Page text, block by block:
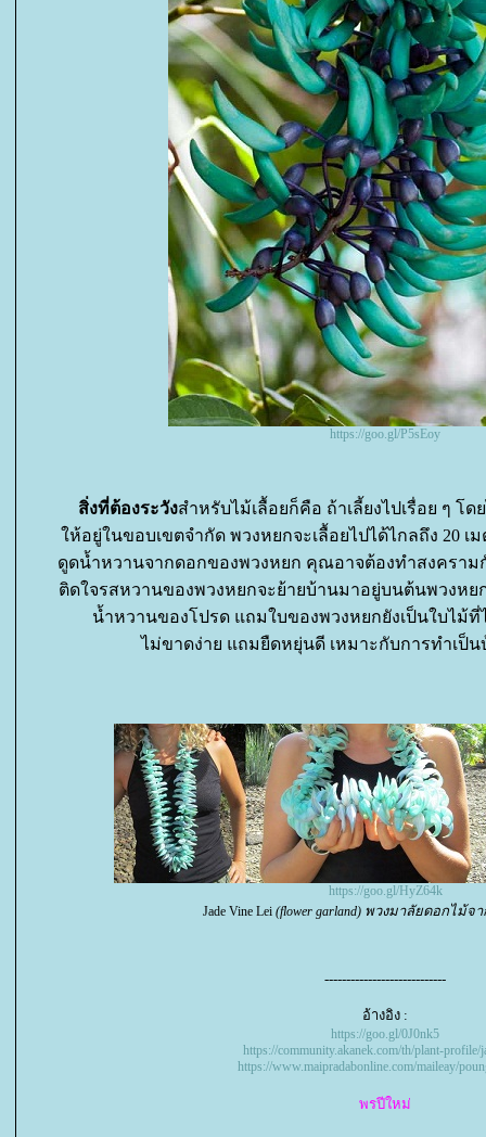
https://goo.gl/P5sEoy
สิ่งที่ต้องระวังสำหรับไม้เลื้อยก็คือ ถ้าเลี้ยงไปเรื่อย ๆ โ
ห้อยู่ในขอบเขตจำกัด พวงหยกจะเลื้อยไปได้ไกลถึง 20 เ
ดูดน้ำหวานจากดอกของพวงหยก คุณอาจต้องทำสงคราม
ติดใจรสหวานของพวงหยกจะย้ายบ้านมาอยู่บนต้นพวงหย
น้ำหวานของโปรด แถมใบของพวงหยกยังเป็นใบไม้
ไม่ขาดง่าย แถมยืดหยุ่นดี เหมาะกับการทำเป็
https://goo.gl/HyZ64k
Jade Vine Lei (flower garland) พวงมาลัยดอกไม้จ
----------------------------
อ้างอิง :
https://goo.gl/0J0nk5
https://community.akanek.com/th/plant-profile/
https://www.maipradabonline.com/maileay/
พรปีใหม่